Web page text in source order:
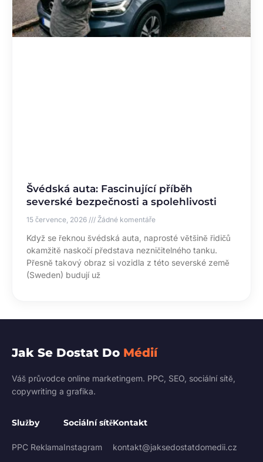
Švédská auta: Fascinující příběh
severské bezpečnosti a spolehlivosti
15 července, 2026 Žádné komentáře
Když se řeknou švédská auta, naprosté většině řidičů
okamžitě naskočí představa nezničitelného tanku.
Přesně takový obraz si vozidla z této severské země
(Sweden) budují už
Jak Se Dostat Do Médií
Váš průvodce online marketingem. PPC, SEO, sociální sítě,
copywriting a grafika.
Služby
PPC Reklama
Sociální sítě
Instagram
Kontakt
kontakt@jaksedostatdomedii.cz